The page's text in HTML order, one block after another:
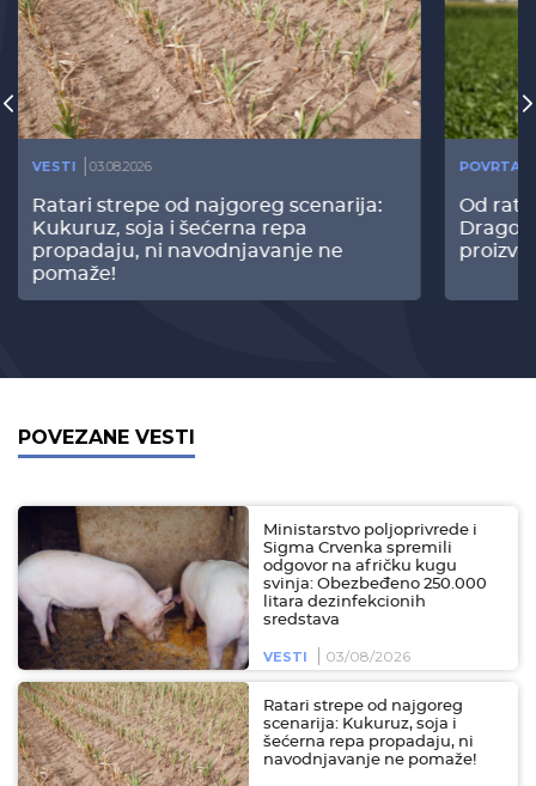
VESTI 03.08.2026
Ratari strepe od najgoreg scenarija:
Kukuruz, soja i šećerna repa
propadaju, ni navodnjavanje ne
pomaže!
Od
POVEZANE VESTI
Ministarstvo poljoprivrede i
Sigma Crvenka spremili
odgovor na afričku kugu
svinja: Obezbeđeno 250.000
litara dezinfekcionih
sredstava
VESTI 03/08/2026
Ratari strepe od najgoreg
scenarija: Kukuruz, soja i
šećerna repa propadaju, ni
navodnjavanje ne pomaže!